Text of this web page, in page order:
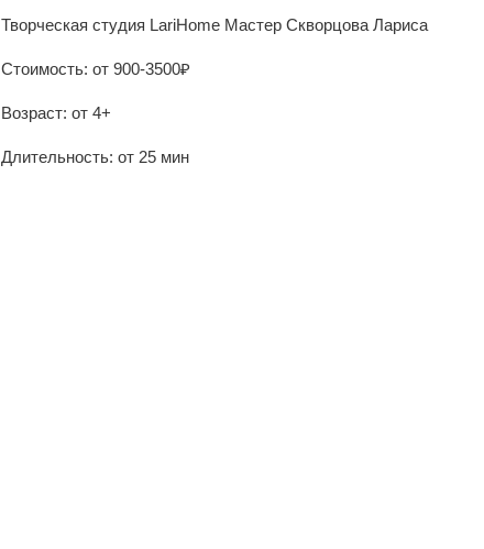
Творческая студия LariHome Мастер Скворцова Лариса
Стоимость: от 900-3500₽
Возраст: от 4+
Длительность: от 25 мин